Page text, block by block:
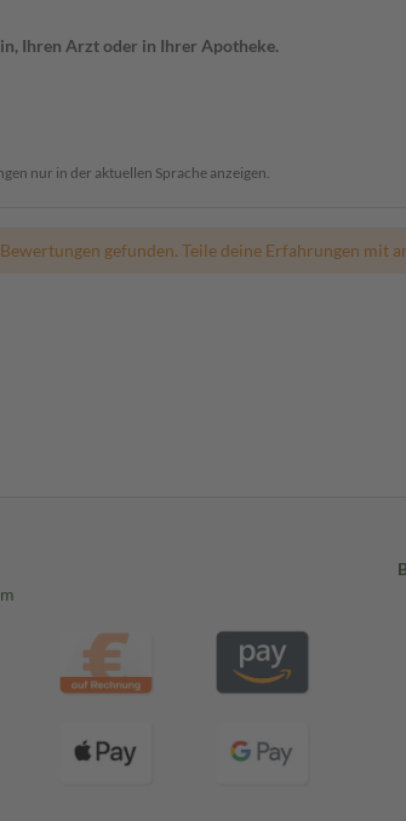
Ihren Arzt oder in Ihrer Apotheke.
nur in der aktuellen Sprache anzeigen.
gefunden. Teile deine Erfahrungen mit